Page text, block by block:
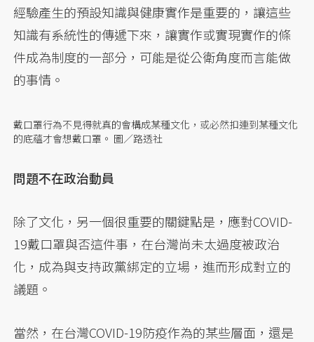
經驗產生的預設知識與健康實作是重要的，讓這些
知識有系統性的傳遞下來，讓實作或實現實作的條
件成為制度的一部分，可能是從公衛角度而言能做
的事情。
戴口罩行為不見得就真的會構成某種文化，或必然扣連到某種文化
的底蘊才會想戴口罩。 圖／路透社
問題不在政治動員
除了文化，另一個很重要的關鍵點是，應對COVID-
19戴口罩與否這件事，在台灣尚未太過度被政治
化，成為與支持政黨綁定的立場，進而形成對立的
議題。
當然，在台灣COVID-19防疫作為的某些層面，還是